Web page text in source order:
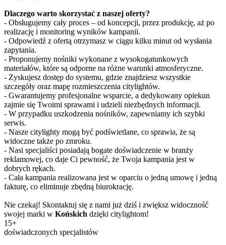
Dlaczego warto skorzystać z naszej oferty?
- Obsługujemy cały proces – od koncepcji, przez produkcję, aż po
realizację i monitoring wyników kampanii.
- Odpowiedź z ofertą otrzymasz w ciągu kilku minut od wysłania
zapytania.
- Proponujemy nośniki wykonane z wysokogatunkowych
materiałów, które są odporne na różne warunki atmosferyczne.
- Zyskujesz dostęp do systemu, gdzie znajdziesz wszystkie
szczegóły oraz mapę rozmieszczenia citylightów.
- Gwarantujemy profesjonalne wsparcie, a dedykowany opiekun
zajmie się Twoimi sprawami i udzieli niezbędnych informacji.
- W przypadku uszkodzenia nośników, zapewniamy ich szybki
serwis.
- Nasze citylighty mogą być podświetlane, co sprawia, że są
widoczne także po zmroku.
- Nasi specjaliści posiadają bogate doświadczenie w branży
reklamowej, co daje Ci pewność, że Twoja kampania jest w
dobrych rękach.
- Cała kampania realizowana jest w oparciu o jedną umowę i jedną
fakturę, co eliminuje zbędną biurokrację.
Nie czekaj! Skontaktuj się z nami już dziś i zwiększ widoczność
swojej marki w Końskich dzięki citylightom!
15+
doświadczonych specjalistów